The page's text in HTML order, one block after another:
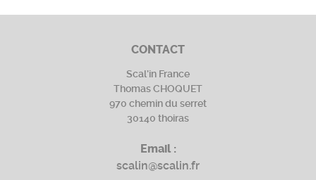
CONTACT
Scal’in France
Thomas CHOQUET
970 chemin du serret
30140 thoiras
Email :
scalin@scalin.fr